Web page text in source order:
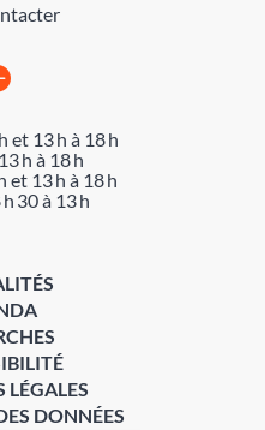
et 13 h à 18 h
h à 18 h
et 13 h à 18 h
30 à 13 h
DONNÉES